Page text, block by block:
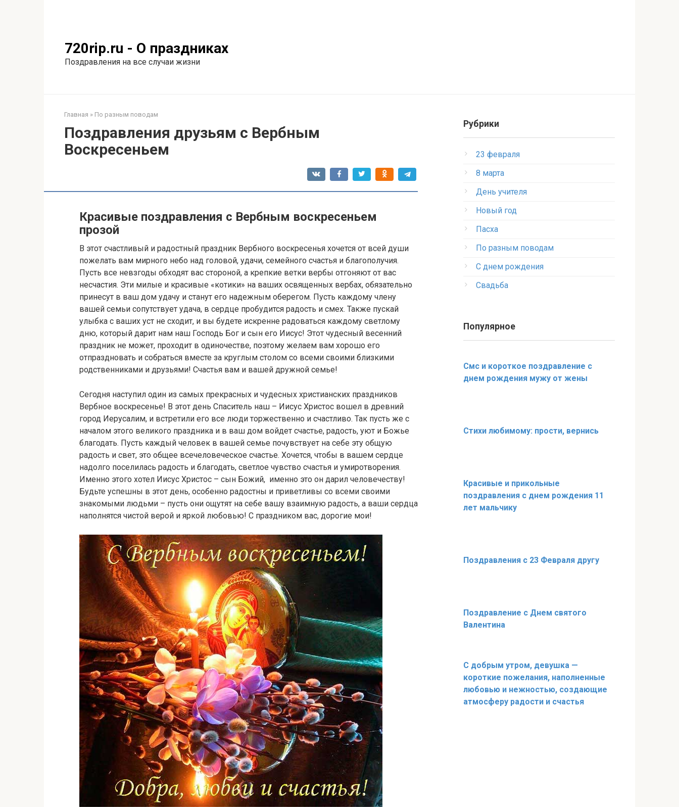
720rip.ru - О праздниках
Поздравления на все случаи жизни
Главная » По разным поводам
Поздравления друзьям с Вербным
Воскресеньем
Красивые поздравления с Вербным воскресеньем
прозой
В этот счастливый и радостный праздник Вербного воскресенья хочется от всей души
пожелать вам мирного небо над головой, удачи, семейного счастья и благополучия.
Пусть все невзгоды обходят вас стороной, а крепкие ветки вербы отгоняют от вас
несчастия. Эти милые и красивые «котики» на ваших освященных вербах, обязательно
принесут в ваш дом удачу и станут его надежным оберегом. Пусть каждому члену
вашей семьи сопутствует удача, в сердце пробудится радость и смех. Также пускай
улыбка с ваших уст не сходит, и вы будете искренне радоваться каждому светлому
дню, который дарит нам наш Господь Бог и сын его Иисус! Этот чудесный весенний
праздник не может, проходит в одиночестве, поэтому желаем вам хорошо его
отпраздновать и собраться вместе за круглым столом со всеми своими близкими
родственниками и друзьями! Счастья вам и вашей дружной семье!
Сегодня наступил один из самых прекрасных и чудесных христианских праздников
Вербное воскресенье! В этот день Спаситель наш – Иисус Христос вошел в древний
город Иерусалим, и встретили его все люди торжественно и счастливо. Так пусть же с
началом этого великого праздника и в ваш дом войдет счастье, радость, уют и Божье
благодать. Пусть каждый человек в вашей семье почувствует на себе эту общую
радость и свет, это общее всечеловеческое счастье. Хочется, чтобы в вашем сердце
надолго поселилась радость и благодать, светлое чувство счастья и умиротворения.
Именно этого хотел Иисус Христос – сын Божий, именно это он дарил человечеству!
Будьте успешны в этот день, особенно радостны и приветливы со всеми своими
знакомыми людьми – пусть они ощутят на себе вашу взаимную радость, а ваши сердца
наполнятся чистой верой и яркой любовью! С праздником вас, дорогие мои!
Рубрики
23 февраля
8 марта
День учителя
Новый год
Пасха
По разным поводам
С днем рождения
Свадьба
Популярное
Смс и короткое поздравление с
днем рождения мужу от жены
Стихи любимому: прости, вернись
Красивые и прикольные
поздравления с днем рождения 11
лет мальчику
Поздравления с 23 Февраля другу
Поздравление с Днем святого
Валентина
С добрым утром, девушка —
короткие пожелания, наполненные
любовью и нежностью, создающие
атмосферу радости и счастья